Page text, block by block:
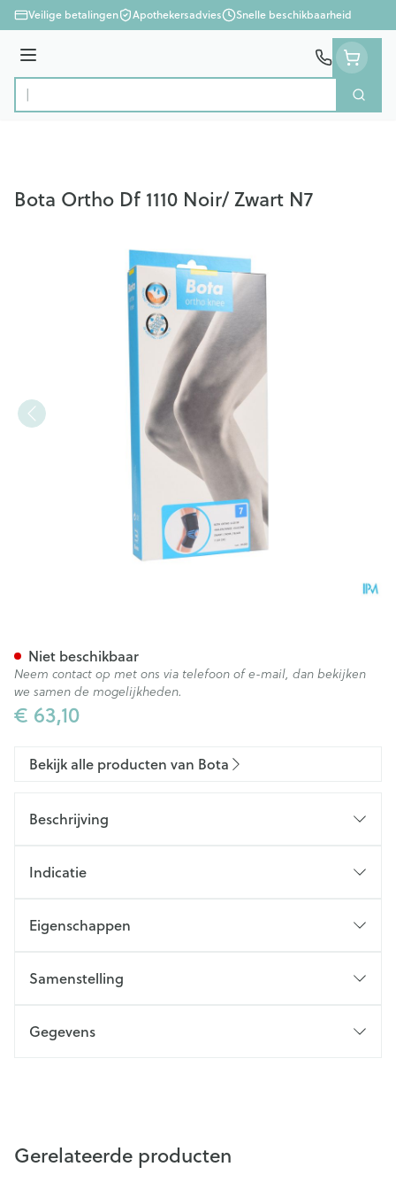
Ga naar de inhoud
Veilige betalingen Apothekersadvies Snelle beschikbaarheid
Menu
Product, merk, categorie...
Zoek
Bota Ortho Df 1110 Noir/ Zwart N7
€ 63,10
Niet beschikbaar
Neem contact op met ons via telefoon of e-mail, dan bekijken
we samen de mogelijkheden.
Bekijk alle producten van Bota
Beschrijving
Indicatie
Eigenschappen
Samenstelling
Gegevens
Gerelateerde producten